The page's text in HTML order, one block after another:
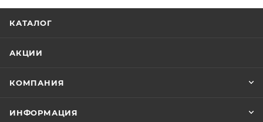
КАТАЛОГ
АКЦИИ
КОМПАНИЯ
ИНФОРМАЦИЯ